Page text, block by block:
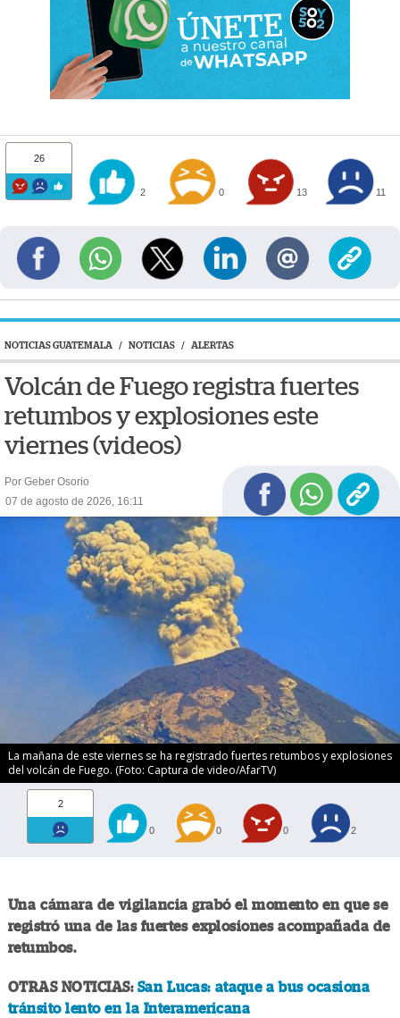
26
2 0 13 11
NOTICIAS GUATEMALA / NOTICIAS / ALERTAS
Volcán de Fuego registra fuertes
retumbos y explosiones este
viernes (videos)
Por Geber Osorio
07 de agosto de 2026, 16:11
La mañana de este viernes se ha registrado fuertes retumbos y explosiones
del volcán de Fuego. (Foto: Captura de video/AfarTV)
2
0 0 0 2
Una cámara de vigilancia grabó el momento en que se
registró una de las fuertes explosiones acompañada de
retumbos.
OTRAS NOTICIAS: San Lucas: ataque a bus ocasiona
tránsito lento en la Interamericana